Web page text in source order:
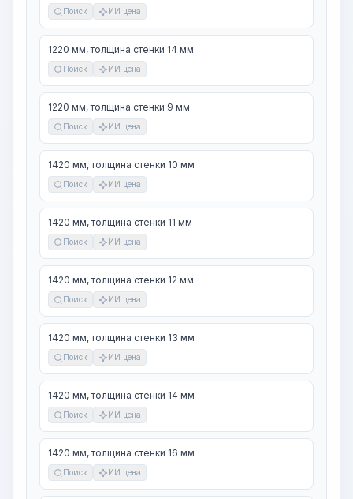
Поиск ИИ цена
1220 мм, толщина стенки 14 мм
Поиск ИИ цена
1220 мм, толщина стенки 9 мм
Поиск ИИ цена
1420 мм, толщина стенки 10 мм
Поиск ИИ цена
1420 мм, толщина стенки 11 мм
Поиск ИИ цена
1420 мм, толщина стенки 12 мм
Поиск ИИ цена
1420 мм, толщина стенки 13 мм
Поиск ИИ цена
1420 мм, толщина стенки 14 мм
Поиск ИИ цена
1420 мм, толщина стенки 16 мм
Поиск ИИ цена